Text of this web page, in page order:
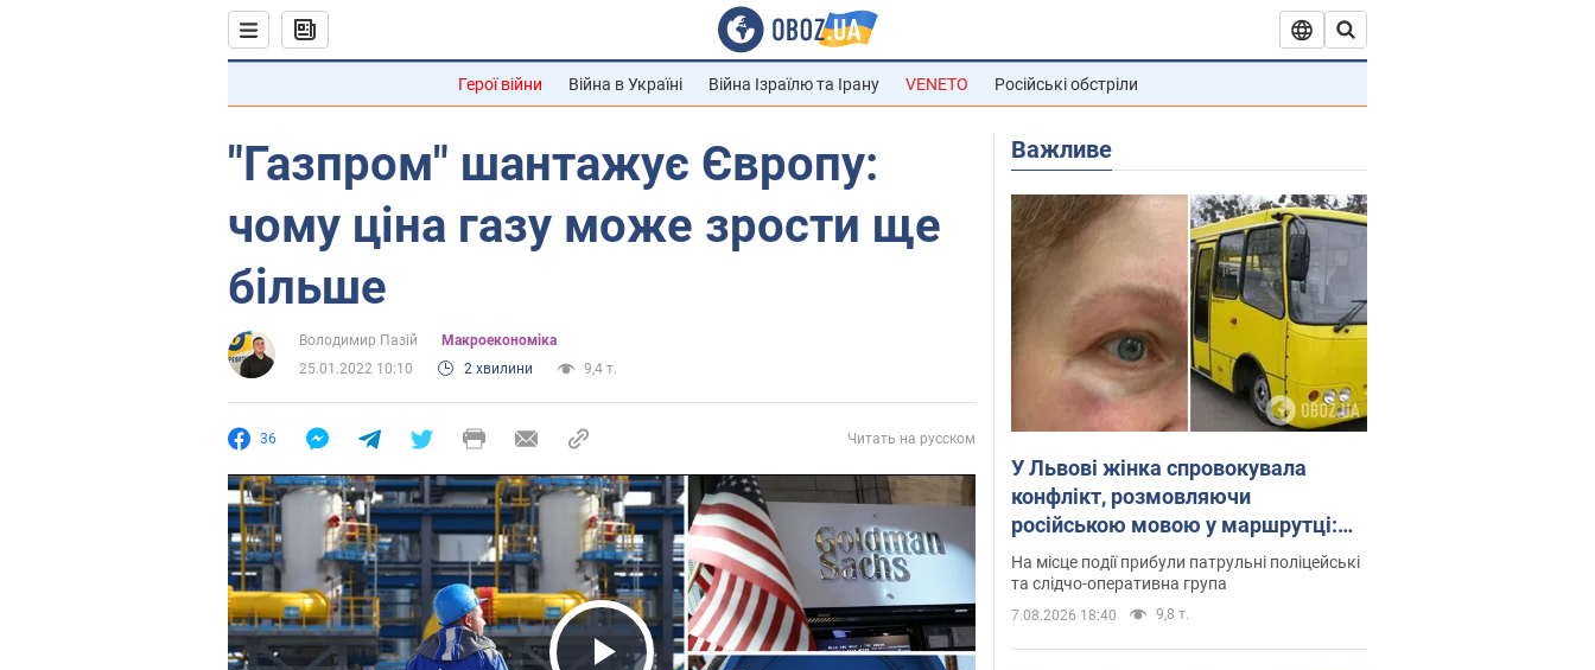
Герої війни Війна в Україні Війна Ізраїлю та Ірану VENETO Російські обстріли
"Газпром" шантажує Європу:
чому ціна газу може зрости ще
більше
Володимир Пазій
Mакроекономіка
25.01.2022 10:10
2 хвилини 9,4 т.
36 Читать на русском
Важливе
У Львові жінка спровокувала
конфлікт, розмовляючи
російською мовою у маршрутці:
поліція склала адмінпротокол.
Відео
На місце події прибули патрульні поліцейські
та слідчо-оперативна група
7.08.2026 18:40 9,8 т.